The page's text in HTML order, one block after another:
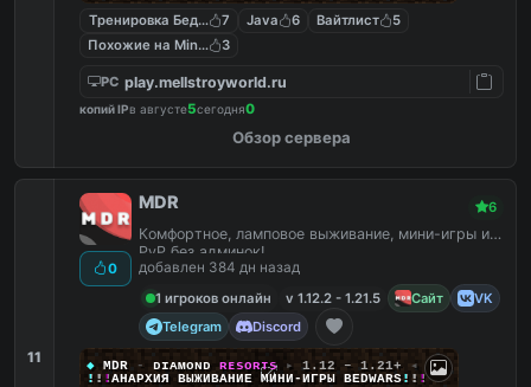
Тренировка Бед Варс
7 Java 6 Вайтлист
5
Похожие на MineShield
3
PC play.mellstroyworld.ru
копий IPв августе5сегодня0
Обзор сервера
11
0
MDR 6
Комфортное, ламповое выживание, мини-игры и
PvP без админок!
добавлен 384 дн назад
1 игроков онлайн
v 1.12.2 - 1.21.5 Сайт
VK
Telegram
Discord
◆ MDR - ᴅɪᴀᴍᴏɴᴅ ʀᴇsoʀᴛs ▸ 1.12 – 1.21+
◂
! ! !АНАРХИЯ ВЫЖИВАНИЕ МИНИ‑ИГРЫ BEDWARS! ! !